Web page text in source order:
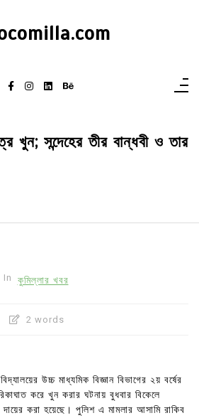
খুন; সন্দেহের তীর বান্ধবী ও তার
In কুমিল্লার খবর
2 words
উচ্চ মাধ্যমিক বিজ্ঞান বিভাগের ২য় বর্ষের
করে খুন করার ঘটনায় বুধবার বিকেলে
করা হয়েছে। পুলিশ এ মামলার আসামি রাকিব